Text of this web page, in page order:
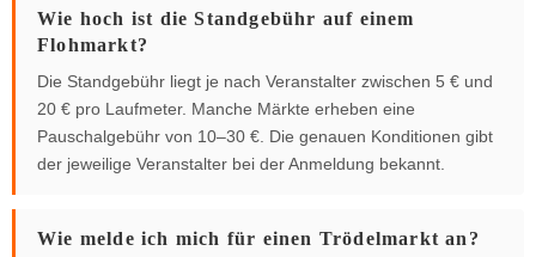
Wie hoch ist die Standgebühr auf einem
Flohmarkt?
Die Standgebühr liegt je nach Veranstalter zwischen 5 € und
20 € pro Laufmeter. Manche Märkte erheben eine
Pauschalgebühr von 10–30 €. Die genauen Konditionen gibt
der jeweilige Veranstalter bei der Anmeldung bekannt.
Wie melde ich mich für einen Trödelmarkt an?